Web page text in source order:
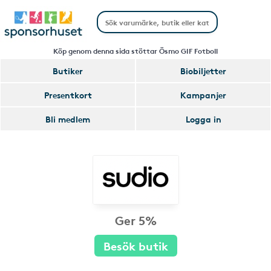
Köp genom denna sida stöttar Ösmo GIF Fotboll
Butiker
Biobiljetter
Presentkort
Kampanjer
Bli medlem
Logga in
Ger 5%
Besök butik